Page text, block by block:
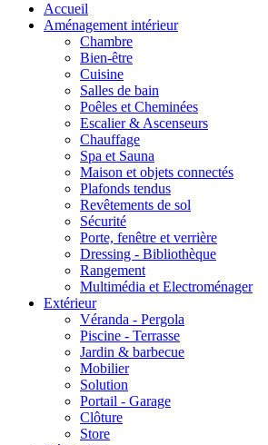
Accueil
Aménagement intérieur
Chambre
Bien-être
Cuisine
Salles de bain
Poêles et Cheminées
Escalier & Ascenseurs
Chauffage
Spa et Sauna
Maison et objets connectés
Plafonds tendus
Revêtements de sol
Sécurité
Porte, fenêtre et verrière
Dressing - Bibliothèque
Rangement
Multimédia et Electroménager
Extérieur
Véranda - Pergola
Piscine - Terrasse
Jardin & barbecue
Mobilier
Solution
Portail - Garage
Clôture
Store